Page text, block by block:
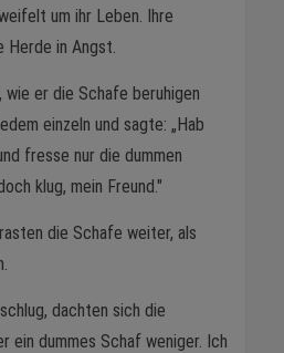
um ihr Leben. Ihre
in Angst.
er die Schafe beruhigen
einzeln und sagte: „Hab
fresse nur die dummen
klug, mein Freund."
die Schafe weiter, als
dachten sich die
ein dummes Schaf weniger. Ich